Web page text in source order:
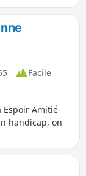
Facile
Espoir Amitié
handicap, on